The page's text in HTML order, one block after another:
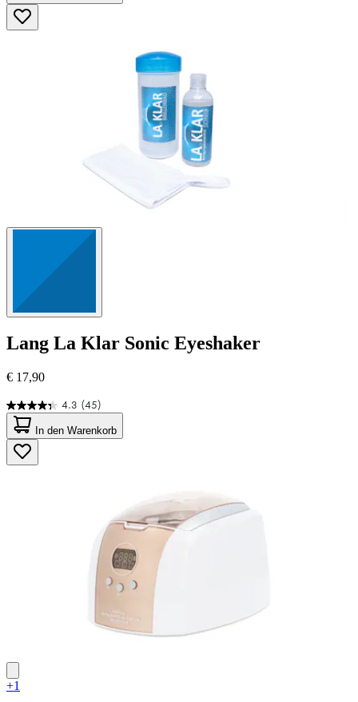
5
Sternen.
23
Lang La Klar Sonic Eyeshaker
€ 17,90
4.3 (45)
4.3
von
5
Sternen.
45
In den Warenkorb
+1